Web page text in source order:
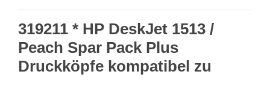
319211 * HP DeskJet 1513 /
Peach Spar Pack Plus
Druckköpfe kompatibel zu